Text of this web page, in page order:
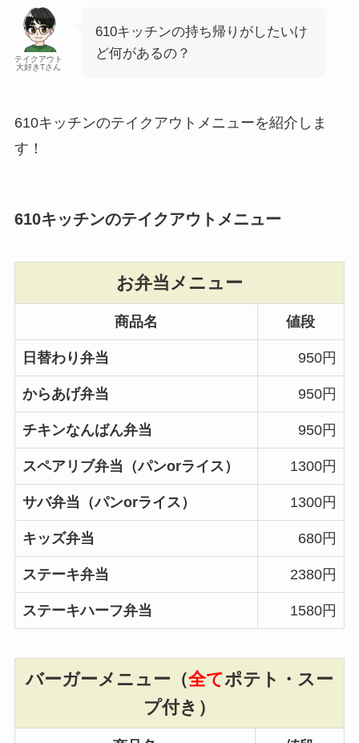
テイクアウト
大好きTさん
610キッチンの持ち帰りがしたいけ
ど何があるの？
610キッチンのテイクアウトメニューを紹介しま
す！
610キッチンのテイクアウトメニュー
お弁当メニュー
商品名 値段
日替わり弁当 950円
からあげ弁当 950円
チキンなんばん弁当 950円
スペアリブ弁当（パンorライス） 1300円
サバ弁当（パンorライス） 1300円
キッズ弁当 680円
ステーキ弁当 2380円
ステーキハーフ弁当 1580円
バーガーメニュー（全てポテト・スー
プ付き）